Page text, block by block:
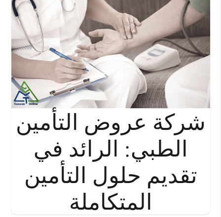
شركة عروض التأمين
الطبي: الرائد في
تقديم حلول التأمين
المتكاملة